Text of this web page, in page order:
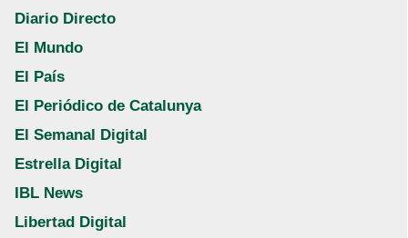
Diario Directo
El Mundo
El País
El Periódico de Catalunya
El Semanal Digital
Estrella Digital
IBL News
Libertad Digital